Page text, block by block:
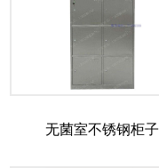
无菌室不锈钢柜子